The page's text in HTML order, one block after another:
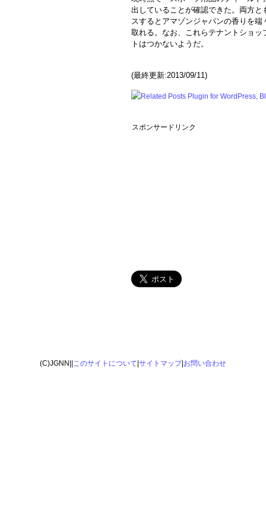
出していることが確認できた。両方
スするとアマゾンジャパンの香りを
取れる。なお、これらテナントショ
トはつかないようだ。
(最終更新:2013/09/11)
スポンサードリンク
(C)JGNN|| このサイトについて サイトマップ| お問い合わせ